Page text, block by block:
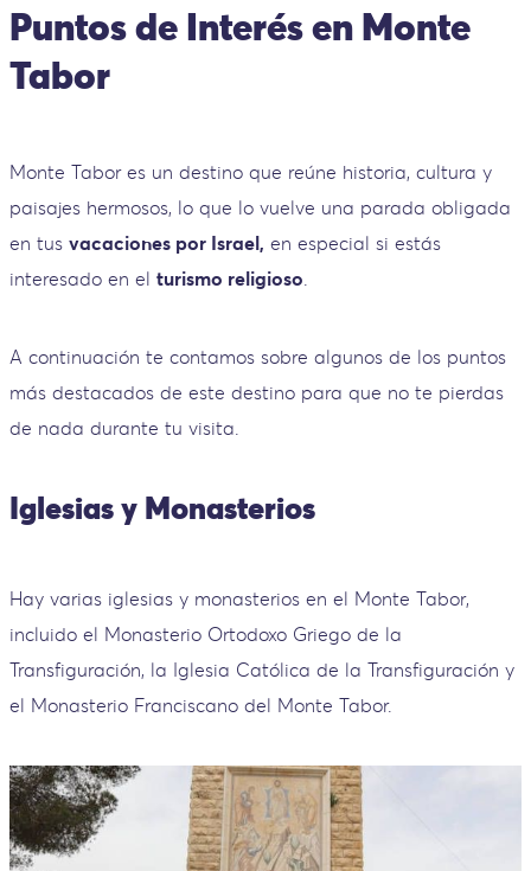
Puntos de Interés en Monte
Tabor
Monte Tabor es un destino que reúne historia, cultura y
paisajes hermosos, lo que lo vuelve una parada obligada
en tus vacaciones por Israel, en especial si estás
interesado en el turismo religioso.
A continuación te contamos sobre algunos de los puntos
más destacados de este destino para que no te pierdas
de nada durante tu visita.
Iglesias y Monasterios
Hay varias iglesias y monasterios en el Monte Tabor,
incluido el Monasterio Ortodoxo Griego de la
Transfiguración, la Iglesia Católica de la Transfiguración y
el Monasterio Franciscano del Monte Tabor.